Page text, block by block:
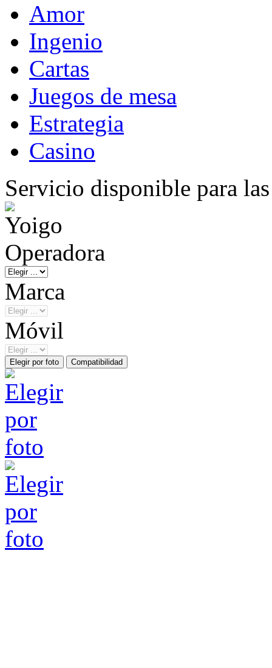
Amor
Ingenio
Cartas
Juegos de mesa
Estrategia
Casino
Servicio disponible para
Operadora
Marca
Móvil